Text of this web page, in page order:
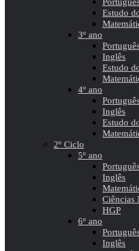
Estudo
3º ano
Inglês
Estudo
4º ano
Inglês
Estudo
2º Ciclo
5º ano
Inglês
Ciências
HGP
6º ano
Inglês